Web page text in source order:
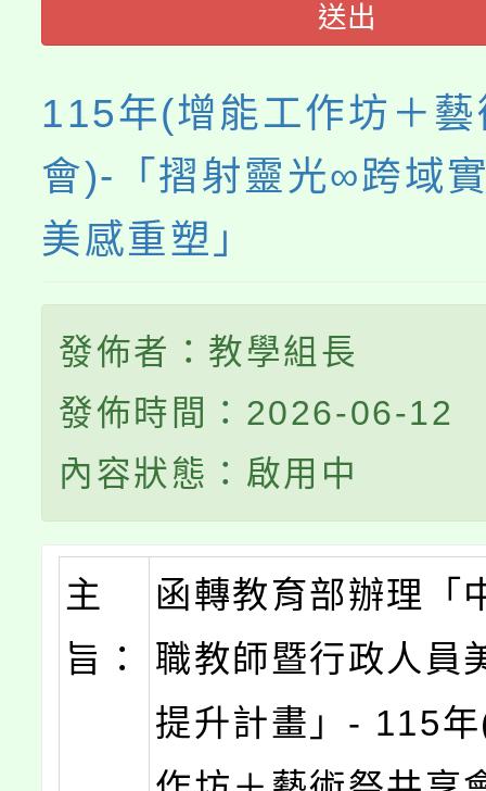
送出
115年(增能工作坊＋
會)-「摺射靈光∞跨域
美感重塑」
發佈者：教學組長
發佈時間：2026-06-12
內容狀態：啟用中
主
旨：
函轉教育部辦理「
職教師暨行政人員
提升計畫」- 115